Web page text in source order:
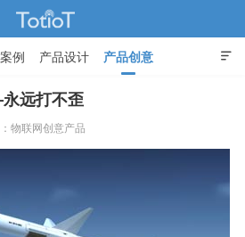
的那些事 - Totiot

例 产品设计 产品创意
远打不歪
物联网创意产品